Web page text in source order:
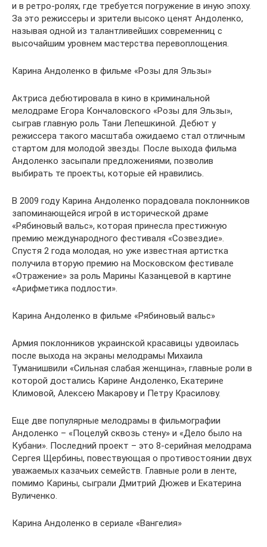
и в ретро-ролях, где требуется погружение в иную эпоху.
За это режиссеры и зрители высоко ценят Андоленко,
называя одной из талантливейших современниц с
высочайшим уровнем мастерства перевоплощения.
Карина Андоленко в фильме «Розы для Эльзы»
Актриса дебютировала в кино в криминальной
мелодраме Егора Кончаловского «Розы для Эльзы»,
сыграв главную роль Тани Лепешкиной. Дебют у
режиссера такого масштаба ожидаемо стал отличным
стартом для молодой звезды. После выхода фильма
Андоленко засыпали предложениями, позволив
выбирать те проекты, которые ей нравились.
В 2009 году Карина Андоленко порадовала поклонников
запоминающейся игрой в исторической драме
«Рябиновый вальс», которая принесла престижную
премию международного фестиваля «Созвездие».
Спустя 2 года молодая, но уже известная артистка
получила вторую премию на Московском фестивале
«Отражение» за роль Марины Казанцевой в картине
«Арифметика подлости».
Карина Андоленко в фильме «Рябиновый вальс»
Армия поклонников украинской красавицы удвоилась
после выхода на экраны мелодрамы Михаила
Туманишвили «Сильная слабая женщина», главные роли в
которой достались Карине Андоленко, Екатерине
Климовой, Алексею Макарову и Петру Красилову.
Еще две популярные мелодрамы в фильмографии
Андоленко – «Поцелуй сквозь стену» и «Дело было на
Кубани». Последний проект – это 8-серийная мелодрама
Сергея Щербины, повествующая о противостоянии двух
уважаемых казачьих семейств. Главные роли в ленте,
помимо Карины, сыграли Дмитрий Дюжев и Екатерина
Вуличенко.
Карина Андоленко в сериале «Вангелия»